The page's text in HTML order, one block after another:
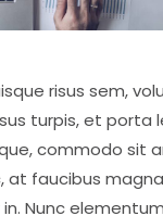
risus sem,
turpis, et porta
commodo sit
at faucibus
Nunc